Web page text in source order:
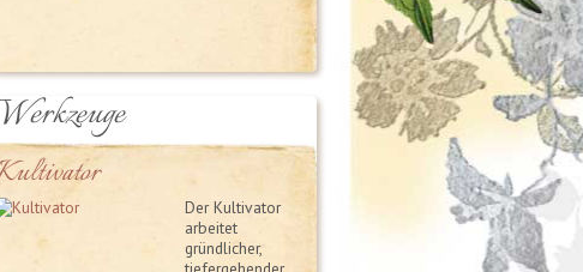
Der Kultivator
arbeitet
gründlicher,